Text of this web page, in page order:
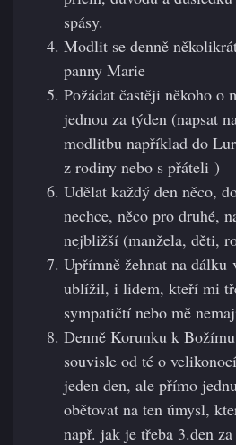
spásy.
Modlit se denně
panny Marie
Požádat častěji někoho o
jednou za týden (napsat
modlitbu například do
z rodiny nebo s přáteli )
Udělat každý den něco,
nechce, něco pro druhé,
nejbližší (manžela, děti,
Upřímně žehnat na
ublížil, i lidem, kteří mi
sympatičtí nebo mě
Denně Korunku k
souvisle od té o
jeden den, ale přímo
obětovat na ten úmysl,
např. jak je třeba 3.den